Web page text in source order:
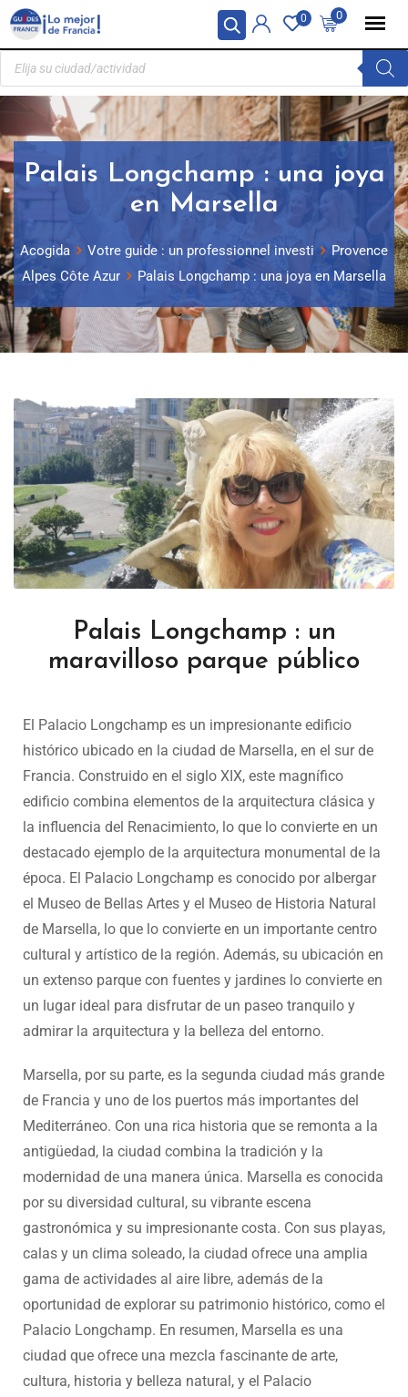
Panel de gestión de cookies 0
0
Palais Longchamp : una joya
en Marsella
Acogida Votre guide : un professionnel investi
Provence
Alpes Côte Azur
Palais Longchamp : una joya en Marsella
Palais Longchamp : un
maravilloso parque público
El Palacio Longchamp es un impresionante edificio
histórico ubicado en la ciudad de Marsella, en el sur de
Francia. Construido en el siglo XIX, este magnífico
edificio combina elementos de la arquitectura clásica y
la influencia del Renacimiento, lo que lo convierte en un
destacado ejemplo de la arquitectura monumental de la
época. El Palacio Longchamp es conocido por albergar
el Museo de Bellas Artes y el Museo de Historia Natural
de Marsella, lo que lo convierte en un importante centro
cultural y artístico de la región. Además, su ubicación en
un extenso parque con fuentes y jardines lo convierte en
un lugar ideal para disfrutar de un paseo tranquilo y
admirar la arquitectura y la belleza del entorno.
Marsella, por su parte, es la segunda ciudad más grande
de Francia y uno de los puertos más importantes del
Mediterráneo. Con una rica historia que se remonta a la
antigüedad, la ciudad combina la tradición y la
modernidad de una manera única. Marsella es conocida
por su diversidad cultural, su vibrante escena
gastronómica y su impresionante costa. Con sus playas,
calas y un clima soleado, la ciudad ofrece una amplia
gama de actividades al aire libre, además de la
oportunidad de explorar su patrimonio histórico, como el
Palacio Longchamp. En resumen, Marsella es una
ciudad que ofrece una mezcla fascinante de arte,
cultura, historia y belleza natural, y el Palacio